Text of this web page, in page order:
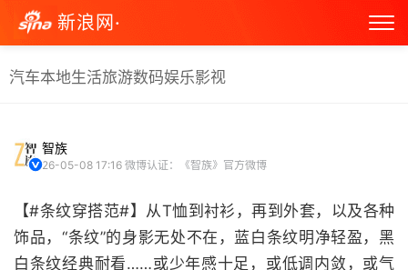
新浪网·
汽车本地生活旅游数码娱乐影视
智族
26-05-08 17:16 微博认证：《智族》官方微博
【#条纹穿搭范#】从T恤到衬衫，再到外套，以及各种
饰品，“条纹”的身影无处不在，蓝白条纹明净轻盈，黑
白条纹经典耐看……或少年感十足，或低调内敛，或气